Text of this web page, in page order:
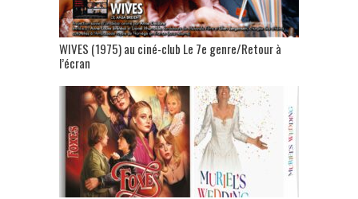
WIVES (1975) au ciné-club Le 7e genre/Retour à
l’écran